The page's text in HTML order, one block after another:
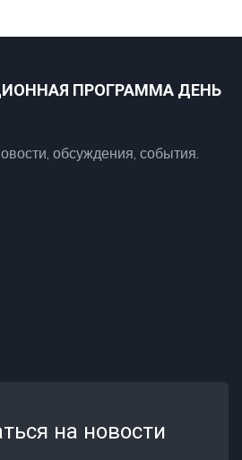
ПРОГРАММА ДЕНЬ
обсуждения, события.
на новости